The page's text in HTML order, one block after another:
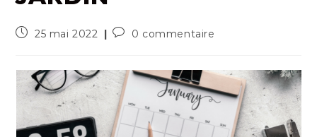
Publication
25 mai 2022
Commentaires
publication :
0 commentaire